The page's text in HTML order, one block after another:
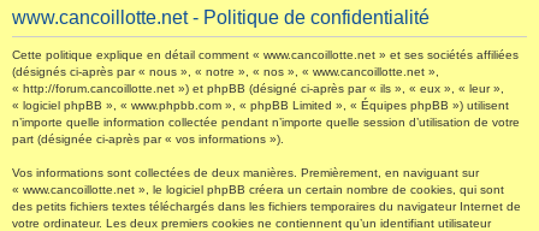
www.cancoillotte.net - Politique de confidentialité
Cette politique explique en détail comment « www.cancoillotte.net » et ses sociétés affiliées
(désignés ci-après par « nous », « notre », « nos », « www.cancoillotte.net »,
« http://forum.cancoillotte.net ») et phpBB (désigné ci-après par « ils », « eux », « leur »,
« logiciel phpBB », « www.phpbb.com », « phpBB Limited », « Équipes phpBB ») utilisent
n’importe quelle information collectée pendant n’importe quelle session d’utilisation de votre
part (désignée ci-après par « vos informations »).
Vos informations sont collectées de deux manières. Premièrement, en naviguant sur
« www.cancoillotte.net », le logiciel phpBB créera un certain nombre de cookies, qui sont
des petits fichiers textes téléchargés dans les fichiers temporaires du navigateur Internet de
votre ordinateur. Les deux premiers cookies ne contiennent qu’un identifiant utilisateur